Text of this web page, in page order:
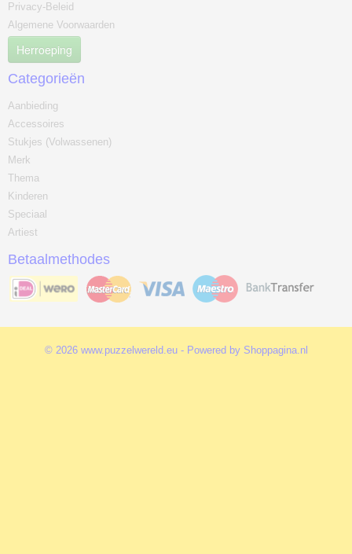
Privacy-Beleid
Algemene Voorwaarden
Herroeping
Categorieën
Aanbieding
Accessoires
Stukjes (Volwassenen)
Merk
Thema
Kinderen
Speciaal
Artiest
Betaalmethodes
© 2026 www.puzzelwereld.eu - Powered by Shoppagina.nl